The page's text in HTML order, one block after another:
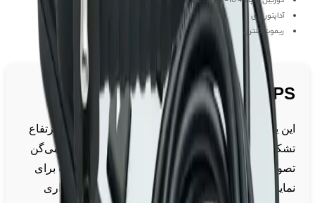
آداپتور برق
ریموت کنترل
Full HD (1920x1080)@60 FPS
:
این یعنی ویدیو از ۱۹۲۰ پیکسل عرض و ۱۰۸۰ پیکسل ارتفاع
تشکیل شده. به این وضوح، Full HD یا «فول اچ‌دی» می‌گن
تصویر
بسیار واضح و شفاف ، با جزئیات دقیق مناسب برای
نمایشگرهای بزرگ یا کارهایی مثل تعمیرات، فیلم‌برداری